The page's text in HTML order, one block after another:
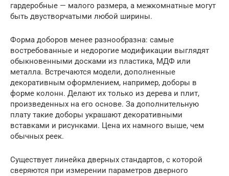
гардеробные — малого размера, а межкомнатные могут
быть двустворчатыми любой ширины.
Форма доборов менее разнообразна: самые
востребованные и недорогие модификации выглядят
обыкновенными досками из пластика, МДФ или
металла. Встречаются модели, дополненные
декоративным оформлением, например, доборы в
форме колонн. Делают их только из дерева и плит,
произведенных на его основе. За дополнительную
плату такие доборы украшают декоративными
вставками и рисунками. Цена их намного выше, чем
обычных реек.
Существует линейка дверных стандартов, с которой
сверяются при измерении параметров дверного